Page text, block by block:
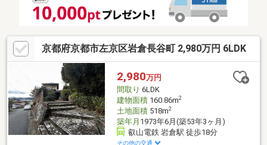
京都府京都市左京区岩倉長谷町 2,980万円 6LDK
2,980万円
間取り 6LDK
建物面積160.86m2
土地面積518m2
築年月 1973年6月(築53年3ヶ月)
叡山電鉄 岩倉駅 徒歩18分
その他の交通